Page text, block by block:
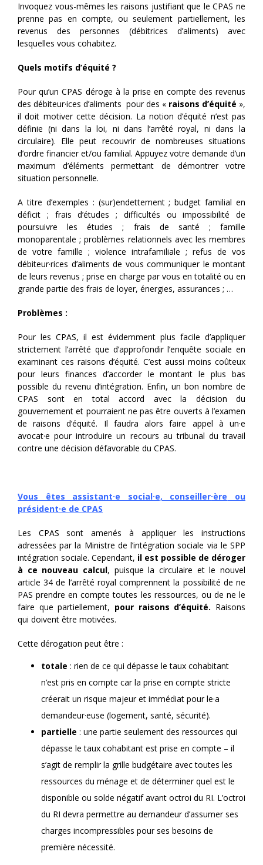
Invoquez vous-mêmes les raisons justifiant que le CPAS ne
prenne pas en compte, ou seulement partiellement, les
revenus des personnes (débitrices d’aliments) avec
lesquelles vous cohabitez.
Quels motifs d’équité ?
Pour qu’un CPAS déroge à la prise en compte des revenus
des débiteur·ices d’aliments pour des « raisons d’équité »,
il doit motiver cette décision. La notion d’équité n’est pas
définie (ni dans la loi, ni dans l’arrêté royal, ni dans la
circulaire). Elle peut recouvrir de nombreuses situations
d’ordre financier et/ou familial. Appuyez votre demande d’un
maximum d’éléments permettant de démontrer votre
situation personnelle.
A titre d’exemples : (sur)endettement ; budget familial en
déficit ; frais d’études ; difficultés ou impossibilité de
poursuivre les études ; frais de santé ; famille
monoparentale ; problèmes relationnels avec les membres
de votre famille ; violence intrafamiliale ; refus de vos
débiteur·rices d’aliments de vous communiquer le montant
de leurs revenus ; prise en charge par vous en totalité ou en
grande partie des frais de loyer, énergies, assurances ; …
Problèmes :
Pour les CPAS, il est évidemment plus facile d’appliquer
strictement l’arrêté que d’approfondir l’enquête sociale en
examinant ces raisons d’équité. C’est aussi moins coûteux
pour leurs finances d’accorder le montant le plus bas
possible du revenu d’intégration. Enfin, un bon nombre de
CPAS sont en total accord avec la décision du
gouvernement et pourraient ne pas être ouverts à l’examen
de raisons d’équité. Il faudra alors faire appel à un·e
avocat·e pour introduire un recours au tribunal du travail
contre une décision défavorable du CPAS.
Vous êtes assistant·e social·e, conseiller·ère ou
président·e de CPAS
Les CPAS sont amenés à appliquer les instructions
adressées par la Ministre de l’intégration sociale via le SPP
intégration sociale. Cependant, il est possible de déroger
à ce nouveau calcul, puisque la circulaire et le nouvel
article 34 de l’arrêté royal comprennent la possibilité de ne
PAS prendre en compte toutes les ressources, ou de ne le
faire que partiellement, pour raisons d’équité. Raisons
qui doivent être motivées.
Cette dérogation peut être :
totale : rien de ce qui dépasse le taux cohabitant
n’est pris en compte car la prise en compte stricte
créerait un risque majeur et immédiat pour le·a
demandeur·euse (logement, santé, sécurité).
partielle : une partie seulement des ressources qui
dépasse le taux cohabitant est prise en compte – il
s’agit de remplir la grille budgétaire avec toutes les
ressources du ménage et de déterminer quel est le
disponible ou solde négatif avant octroi du RI. L’octroi
du RI devra permettre au demandeur d’assumer ses
charges incompressibles pour ses besoins de
première nécessité.